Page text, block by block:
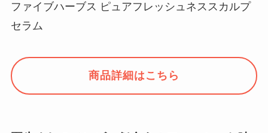
ファイブハーブス ピュアフレッシュネススカルプ
セラム
商品詳細はこちら